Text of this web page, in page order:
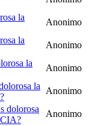
la
Anonimo
la
Anonimo
la
Anonimo
la
Anonimo
dolorosa
Anonimo